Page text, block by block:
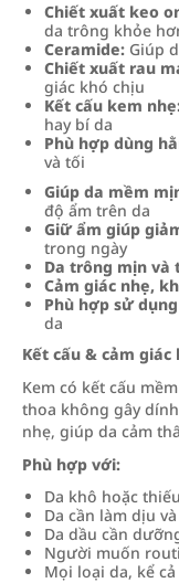
Chiết xuất keo
da trông khỏe
Ceramide: Giúp
Chiết xuất rau
giác khó chịu
Kết cấu kem
hay bí da
Phù hợp dùng
và tối
Giúp da mềm
độ ẩm trên da
Giữ ẩm giúp
trong ngày
Da trông mịn và
Cảm giác nhẹ,
Phù hợp sử
da
Kết cấu & cảm giác
Kem có kết cấu
thoa không gây
nhẹ, giúp da cảm
Phù hợp với:
Da khô hoặc
Da cần làm dịu
Da dầu cần
Người muốn
Mọi loại da, kể